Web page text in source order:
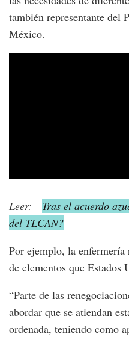
también representante del
México.
Leer:
Tras el acuerdo
del TLCAN?
Por ejemplo, la
de elementos que Estados
“Parte de las
abordar que se atiendan
ordenada, teniendo como